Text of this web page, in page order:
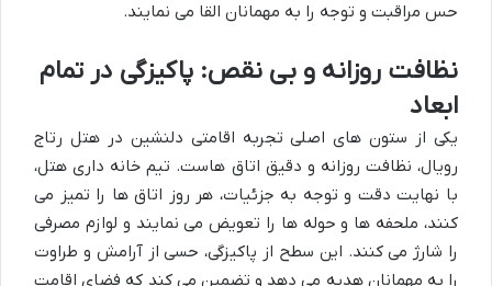
حس مراقبت و توجه را به مهمانان القا می نمایند.
نظافت روزانه و بی نقص: پاکیزگی در تمام
ابعاد
یکی از ستون های اصلی تجربه اقامتی دلنشین در هتل رتاج
رویال، نظافت روزانه و دقیق اتاق هاست. تیم خانه داری هتل،
با نهایت دقت و توجه به جزئیات، هر روز اتاق ها را تمیز می
کنند، ملحفه ها و حوله ها را تعویض می نمایند و لوازم مصرفی
را شارژ می کنند. این سطح از پاکیزگی، حسی از آرامش و طراوت
را به مهمانان هدیه می دهد و تضمین می کند که فضای اقامت